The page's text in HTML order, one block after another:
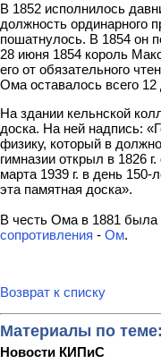
В 1852 исполнилось
должность ординарного
пошатнулось. В 1854 он
28 июня 1854 король
его от обязательного
Ома оставалось всего 12
На здании кельнской
доска. На ней надпись:
физику, который в
гимназии открыл в 1826
марта 1939 г. в день 150-
эта памятная доска».
В честь Ома в 1881 была
сопротивления - Ом.
Возврат к списку
Материалы по теме:
Новости КИПиС